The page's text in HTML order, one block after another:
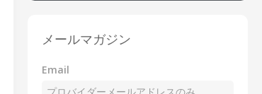
メールマガジン
Email